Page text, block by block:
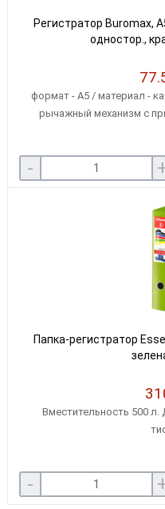
Регистратор Buromax,
одностор.,
формат - А5 / материал -
рычажный механизм с
-
Папка-регистратор
Вместительность 500
-